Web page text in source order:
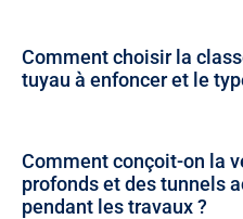
Comment choisir la
tuyau à enfoncer et le
Comment conçoit-on la
profonds et des tunnels
pendant les travaux ?